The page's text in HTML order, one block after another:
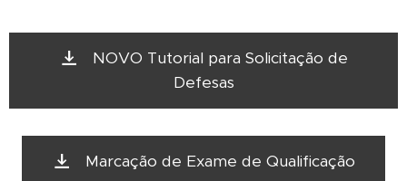
NOVO Tutorial para Solicitação de
Defesas
Marcação de Exame de Qualificação